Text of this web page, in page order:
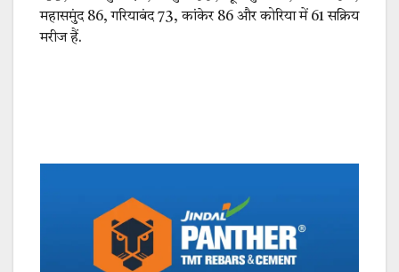
महासमुंद 86, गरियाबंद 73, कांकेर 86 और कोरिया में 61 सक्रिय
मरीज हैं.